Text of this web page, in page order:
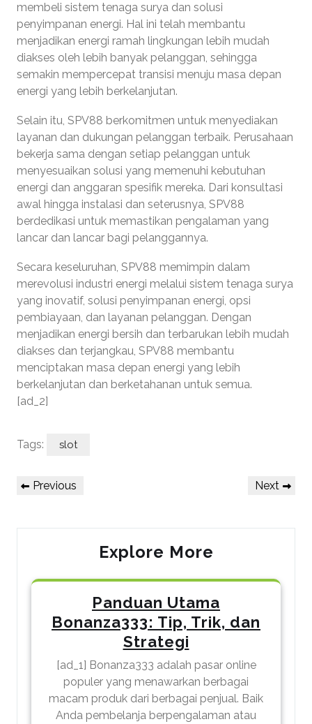
membeli sistem tenaga surya dan solusi
penyimpanan energi. Hal ini telah membantu
menjadikan energi ramah lingkungan lebih mudah
diakses oleh lebih banyak pelanggan, sehingga
semakin mempercepat transisi menuju masa depan
energi yang lebih berkelanjutan.
Selain itu, SPV88 berkomitmen untuk menyediakan
layanan dan dukungan pelanggan terbaik. Perusahaan
bekerja sama dengan setiap pelanggan untuk
menyesuaikan solusi yang memenuhi kebutuhan
energi dan anggaran spesifik mereka. Dari konsultasi
awal hingga instalasi dan seterusnya, SPV88
berdedikasi untuk memastikan pengalaman yang
lancar dan lancar bagi pelanggannya.
Secara keseluruhan, SPV88 memimpin dalam
merevolusi industri energi melalui sistem tenaga surya
yang inovatif, solusi penyimpanan energi, opsi
pembiayaan, dan layanan pelanggan. Dengan
menjadikan energi bersih dan terbarukan lebih mudah
diakses dan terjangkau, SPV88 membantu
menciptakan masa depan energi yang lebih
berkelanjutan dan berketahanan untuk semua.
[ad_2]
Tags: slot
Post
Previous
Previous
Next
Next
Explore More
Panduan Utama
Bonanza333: Tip, Trik, dan
Strategi
[ad_1] Bonanza333 adalah pasar online
populer yang menawarkan berbagai
macam produk dari berbagai penjual. Baik
Anda pembelanja berpengalaman atau